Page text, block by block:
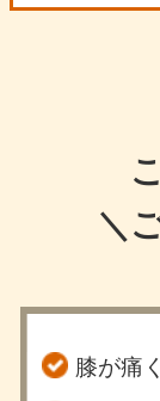
＼
膝が痛